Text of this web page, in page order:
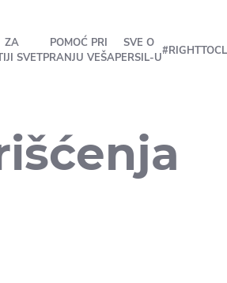
ZA
SVET
POMOĆ PRI
PRANJU VEŠA
SVE O
PERSIL-U